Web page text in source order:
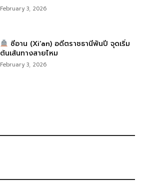
February 3, 2026
ซีอาน (Xi’an) อดีตราชธานีพันปี จุดเริ่ม
ต้นเส้นทางสายไหม
February 3, 2026